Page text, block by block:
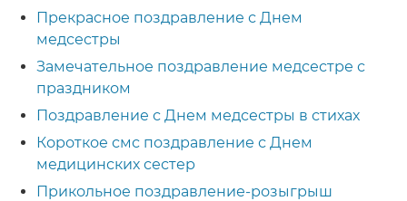
Прекрасное поздравление с Днем
медсестры
Замечательное поздравление медсестре с
праздником
Поздравление с Днем медсестры в стихах
Короткое смс поздравление с Днем
медицинских сестер
Прикольное поздравление-розыгрыш